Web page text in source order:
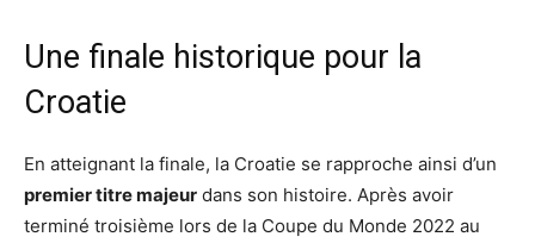
Une finale historique pour la
Croatie
En atteignant la finale, la Croatie se rapproche ainsi d’un
premier titre majeur dans son histoire. Après avoir
terminé troisième lors de la Coupe du Monde 2022 au